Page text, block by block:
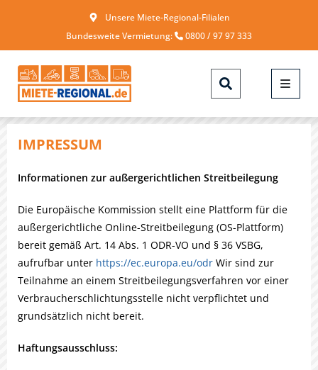
Unsere Miete-Regional-Filialen
Bundesweite Vermietung:
0800 / 97 97 333
IMPRESSUM
Informationen zur außergerichtlichen Streitbeilegung
Die Europäische Kommission stellt eine Plattform für die
außergerichtliche Online-Streitbeilegung (OS-Plattform)
bereit gemäß Art. 14 Abs. 1 ODR-VO und § 36 VSBG,
aufrufbar unter https://ec.europa.eu/odr Wir sind zur
Teilnahme an einem Streitbeilegungsverfahren vor einer
Verbraucherschlichtungsstelle nicht verpflichtet und
grundsätzlich nicht bereit.
Haftungsausschluss: